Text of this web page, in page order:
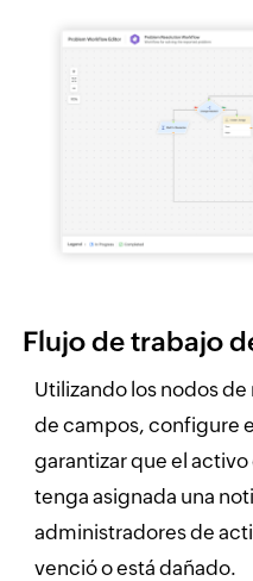
Flujo de trabajo
Utilizando los nodos
de campos, configure
garantizar que el
tenga asignada una
administradores de
venció o está dañado.